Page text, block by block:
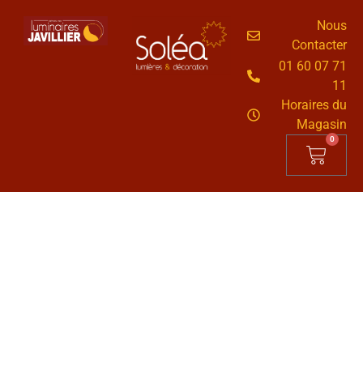
Nous
Contacter
01 60 07 71
11
Horaires du
Magasin
0